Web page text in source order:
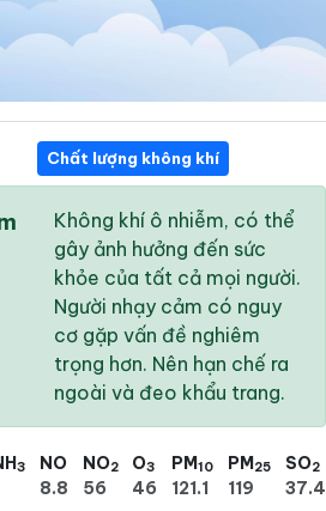
/
33 °
/41 °
17 %
Chất lượng không khí
Không khí ô nhiễm, có thể
gây ảnh hưởng đến sức
khỏe của tất cả mọi người.
Người nhạy cảm có nguy
cơ gặp vấn đề nghiêm
trọng hơn. Nên hạn chế ra
ngoài và đeo khẩu trang.
3
NO
8.8
NO2
56
O3
46
PM10
121.1
PM25
119
SO2
37.4